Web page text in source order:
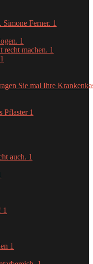
Simone Ferner. 1
1
recht machen. 1
1
Sie mal Ihre
Pflaster 1
auch. 1
1
1